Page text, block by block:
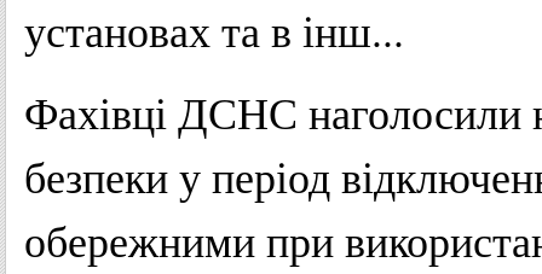
установах та в інш...
Фахівці ДСНС наголосили
безпеки у період
обережними при